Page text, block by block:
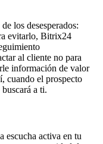
los desesperados:
evitarlo, Bitrix24
al cliente no para
información de valor
cuando el prospecto
a ti.
escucha activa en tu